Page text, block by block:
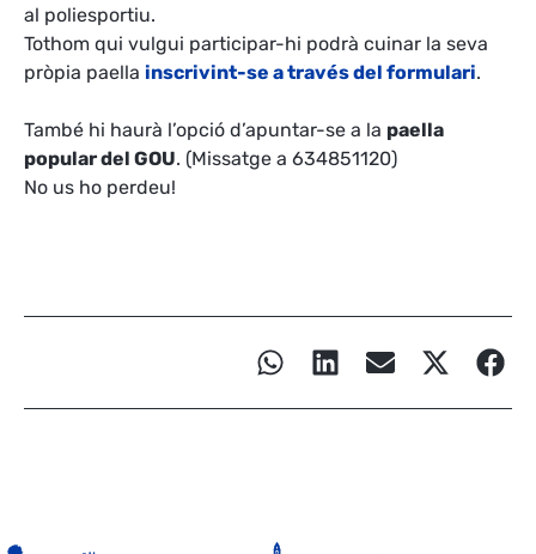
al poliesportiu.
Tothom qui vulgui participar-hi podrà cuinar la seva
pròpia paella inscrivint-se a través del formulari.
També hi haurà l’opció d’apuntar-se a la paella
popular del GOU. (Missatge a 634851120)
No us ho perdeu!